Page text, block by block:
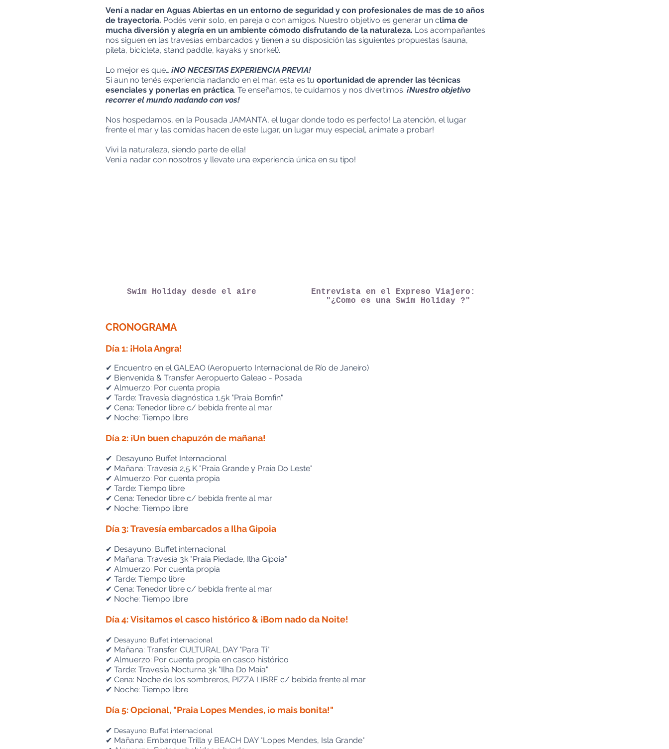
Vení a nadar en Aguas Abiertas en un entorno de seguridad y con profesionales de mas de 10 años
de trayectoria. Podés venir solo, en pareja o con amigos. Nuestro objetivo es generar un clima de
mucha diversión y alegría en un ambiente cómodo disfrutando de la naturaleza. Los acompañantes
nos siguen en las travesías embarcados y tienen a su disposición las siguientes propuestas (sauna,
pileta, bicicleta, stand paddle, kayaks y snorkel).
Lo mejor es que… ¡NO NECESITAS EXPERIENCIA PREVIA!
Si aun no tenés experiencia nadando en el mar, esta es tu oportunidad de aprender las técnicas
esenciales y ponerlas en práctica. Te enseñamos, te cuidamos y nos divertimos. ¡Nuestro objetivo
recorrer el mundo nadando con vos!
Nos hospedamos, en la Pousada JAMANTA, el lugar donde todo es perfecto! La atención, el lugar
frente el mar y las comidas hacen de este lugar, un lugar muy especial, animate a probar!
Vivi la naturaleza, siendo parte de ella!
Vení a nadar con nosotros y llevate una experiencia única en su tipo!
Swim Holiday desde el aire
Entrevista en el Expreso Viajero:
"¿Como es una Swim Holiday ?"
CRONOGRAMA
Día 1: ¡Hola Angra!
✔ Encuentro en el GALEAO (Aeropuerto Internacional de Río de Janeiro)
✔ Bienvenida & Transfer Aeropuerto Galeao - Posada
✔ Almuerzo: Por cuenta propia
✔ Tarde: Travesía diagnóstica 1,5k "Praia Bomfin"
✔ Cena: Tenedor libre c/ bebida frente al mar
✔ Noche: Tiempo libre
Día 2: ¡Un buen chapuzón de mañana!
✔ Desayuno Buffet Internacional
✔ Mañana: Travesía 2,5 K "Praia Grande y Praia Do Leste"
✔ Almuerzo: Por cuenta propia
✔ Tarde: Tiempo libre
✔ Cena: Tenedor libre c/ bebida frente al mar
✔ Noche: Tiempo libre
Día 3: Travesía embarcados a Ilha Gipoia
✔ Desayuno: Buffet internacional
✔ Mañana: Travesía 3k "Praia Piedade, Ilha Gipoia"
✔ Almuerzo: Por cuenta propia
✔ Tarde: Tiempo libre
✔ Cena: Tenedor libre c/ bebida frente al mar
✔ Noche: Tiempo libre
Día 4: Visitamos el casco histórico & ¡Bom nado da Noite!
✔ Desayuno: Buffet internacional
✔ Mañana: Transfer. CULTURAL DAY "Para Ti"
✔ Almuerzo: Por cuenta propia en casco histórico
✔ Tarde: Travesía Nocturna 3k "Ilha Do Maia"
✔ Cena: Noche de los sombreros, PIZZA LIBRE c/ bebida frente al mar
✔ Noche: Tiempo libre
Día 5: Opcional, "Praia Lopes Mendes, ¡o mais bonita!"
✔ Desayuno: Buffet internacional
✔ Mañana: Embarque Trilla y BEACH DAY "Lopes Mendes, Isla Grande"